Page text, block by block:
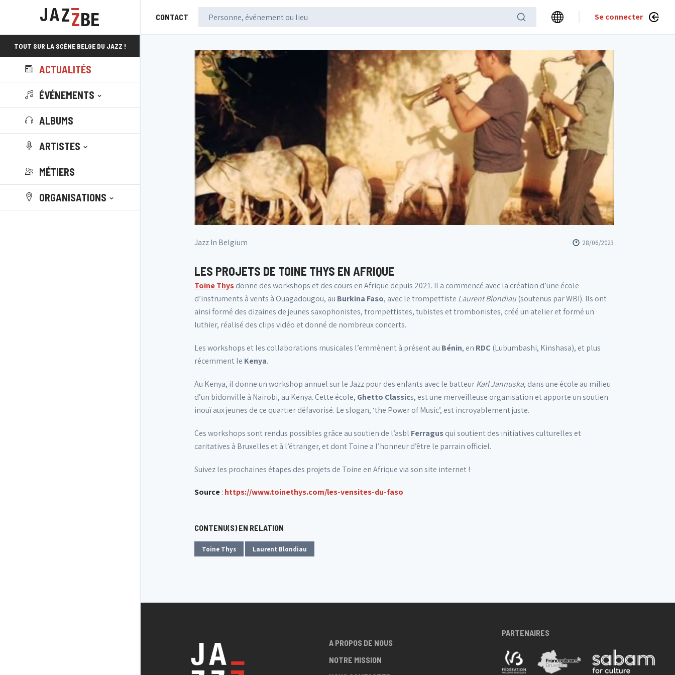
CONTACT Se connecter
TOUT SUR LA SCÈNE BELGE DU JAZZ !
ACTUALITÉS
ÉVÉNEMENTS
ALBUMS
ARTISTES
MÉTIERS
ORGANISATIONS
Jazz In Belgium 28/06/2023
LES PROJETS DE TOINE THYS EN AFRIQUE
Toine Thysdonne des workshops et des cours en Afrique depuis 2021. Il a commencé avec la création d’une école
d’instruments à vents à Ouagadougou, au Burkina Faso, avec le trompettiste Laurent Blondiau(soutenus par WBI). Ils ont
ainsi formé des dizaines de jeunes saxophonistes, trompettistes, tubistes et trombonistes, créé un atelier et formé un
luthier, réalisé des clips vidéo et donné de nombreux concerts.
Les workshops et les collaborations musicales l’emmènent à présent au Bénin, en RDC (Lubumbashi, Kinshasa), et plus
récemment le Kenya.
Au Kenya, il donne un workshop annuel sur le Jazz pour des enfants avec le batteurKarl Jannuska, dans une école au milieu
d’un bidonville à Nairobi, au Kenya. Cette école, Ghetto Classics, est une merveilleuse organisation et apporte un soutien
inouï aux jeunes de ce quartier défavorisé. Le slogan, ‘the Power of Music’, est incroyablement juste.
Ces workshops sont rendus possibles grâce au soutien de l’asbl Ferragusqui soutient des initiatives culturelles et
caritatives à Bruxelles et à l’étranger, et dont Toine a l’honneur d’être le parrain officiel.
Suivez les prochaines étapes des projets de Toine en Afrique via son site internet !
Source: https://www.toinethys.com/les-vensites-du-faso
CONTENU(S) EN RELATION
Toine Thys Laurent Blondiau
A PROPOS DE NOUS
NOTRE MISSION
PARTENAIRES